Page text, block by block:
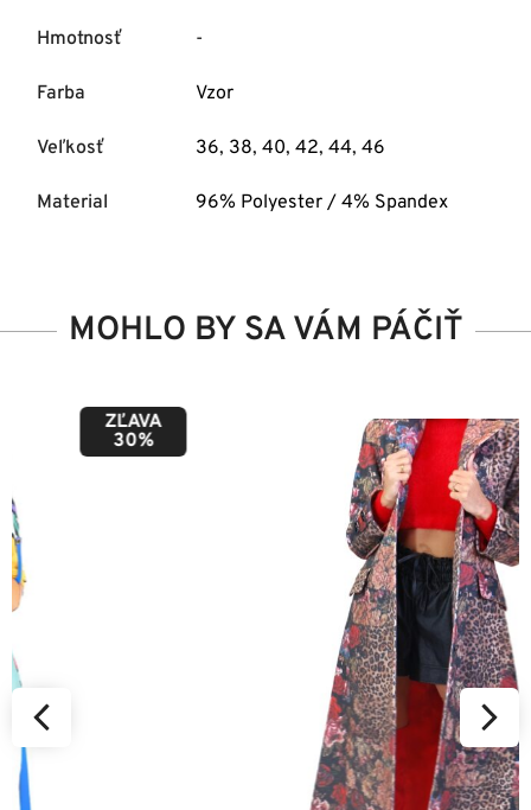
Hmotnosť -
Farba Vzor
Veľkosť 36, 38, 40, 42, 44, 46
Material 96% Polyester / 4% Spandex
MOHLO BY SA VÁM PÁČIŤ
ZĽAVA
50%